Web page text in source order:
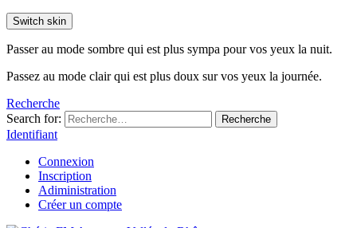
Switch skin
Passer au mode sombre qui est plus sympa pour vos yeux la nuit.
Passez au mode clair qui est plus doux sur vos yeux la journée.
Recherche
Search for:
Recherche
Identifiant
Connexion
Inscription
Adiministration
Créer un compte